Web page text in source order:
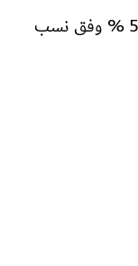
سنة 2014 صدور القرار بقانون (53) لسنه2014 والمعروف أعلاميا بقانون تعاملات البورصة ويقضى بفرض ضريبة 10% على توزيعات الاسهم مع جواز تخفيضها الي 5 % وفق نسب